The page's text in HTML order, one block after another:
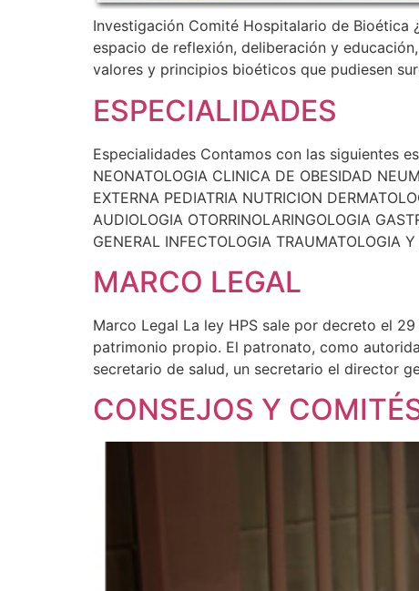
Investigación Comité Hospitalario de Bioética
espacio de reflexión, deliberación y
valores y principios bioéticos que pudiesen
ESPECIALIDADES
Especialidades Contamos con las siguientes
NEONATOLOGIA CLINICA DE OBESIDAD
EXTERNA PEDIATRIA NUTRICION
AUDIOLOGIA OTORRINOLARINGOLOGIA
GENERAL INFECTOLOGIA TRAUMATOLOGIA
MARCO LEGAL
Marco Legal La ley HPS sale por decreto el
patrimonio propio. El patronato, como
secretario de salud, un secretario el director
CONSEJOS Y